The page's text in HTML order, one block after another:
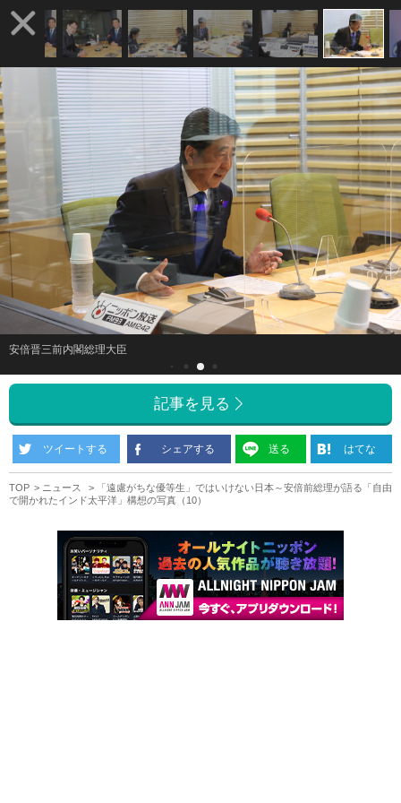
安倍晋三前内閣総理大臣
記事を見る
ツイートする シェアする 送る はてな
TOP ニュース
「遠慮がちな優等生」ではいけない日本～安倍前総理が語る「自由
で開かれたインド太平洋」構想の写真（10）